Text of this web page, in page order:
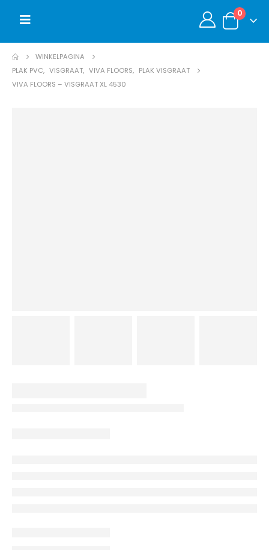
0
WINKELPAGINA
PLAK PVC, VISGRAAT, VIVA FLOORS, PLAK VISGRAAT
VIVA FLOORS – VISGRAAT XL 4530